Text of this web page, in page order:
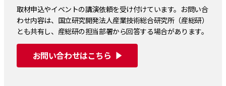
取材申込やイベントの講演依頼を受け付けています。お問い合
わせ内容は、国立研究開発法人産業技術総合研究所（産総研）
とも共有し、産総研の担当部署から回答する場合があります。
お問い合わせはこちら